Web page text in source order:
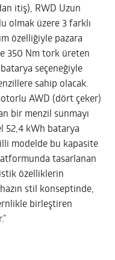
itiş), RWD Uzun
olmak üzere 3 farklı
özelliğiyle pazara
350 Nm tork üreten
seçeneğiyle
sahip olacak.
AWD (dört çeker)
bir menzil sunmayı
52,4 kWh batarya
modelde bu kapasite
tasarlanan
özelliklerin
stil konseptinde,
birleştiren